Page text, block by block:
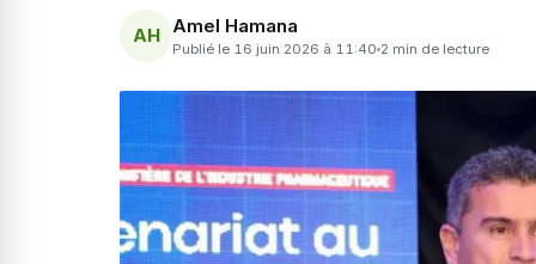
AH Amel Hamana
Publié le 16 juin 2026 à 11:40 2 min de lecture